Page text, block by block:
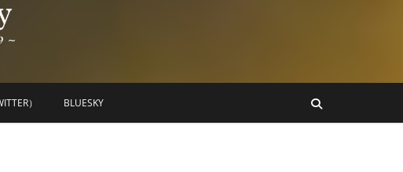
） BLUESKY